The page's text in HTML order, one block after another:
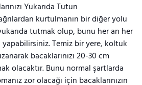
Yukarıda Tutun
kurtulmanın bir diğer yolu
tutmak olup, bunu her an her
Temiz bir yere, koltuk
bacaklarınızı 20-30 cm
olacaktır. Bunu normal şartlarda
zor olacağı için bacaklarınızın